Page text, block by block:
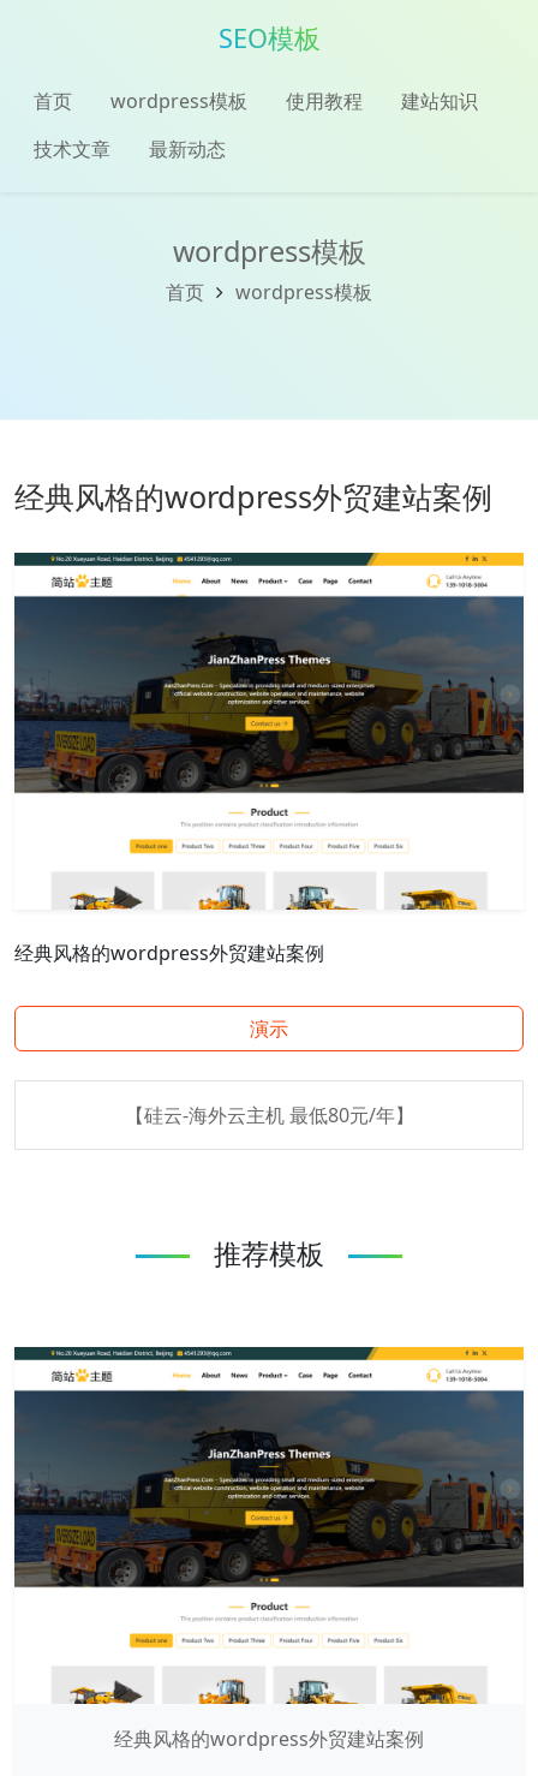
SEO模板
首页 wordpress模板 使用教程
建站知识
技术文章
最新动态
wordpress模板
首页 wordpress模板
经典风格的wordpress外贸建站案例
经典风格的wordpress外贸建站案例
演示
【硅云-海外云主机 最低80元/年】
推荐模板
经典风格的wordpress外贸建站案例